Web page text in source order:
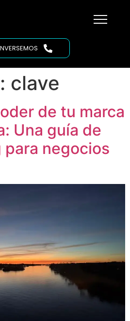
clave
de tu marca
Una guía de
negocios